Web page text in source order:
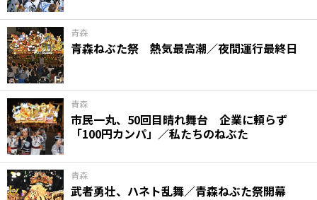
青森
青森ねぶた祭 熱気最高潮／夜間運行最終日
青森
市民一丸、50回目晴れ舞台 企業に頼らず
「100円カンパ」／私たちのねぶた
青森
武者勇壮、ハネト乱舞／青森ねぶた祭開幕